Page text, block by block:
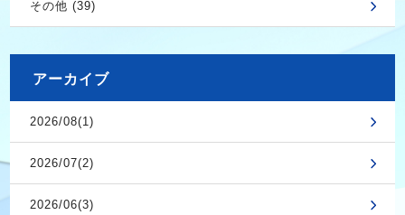
その他 (39)
アーカイブ
2026/08(1)
2026/07(2)
2026/06(3)